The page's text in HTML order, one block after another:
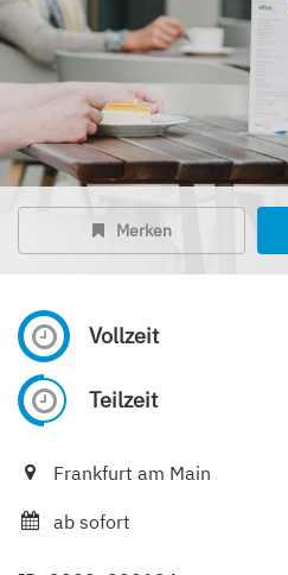
Merken
Vollzeit
Teilzeit
Frankfurt am Main
ab sofort